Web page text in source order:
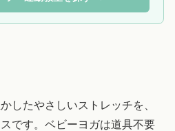
したやさしいストレッチを、
です。ベビーヨガは道具不要